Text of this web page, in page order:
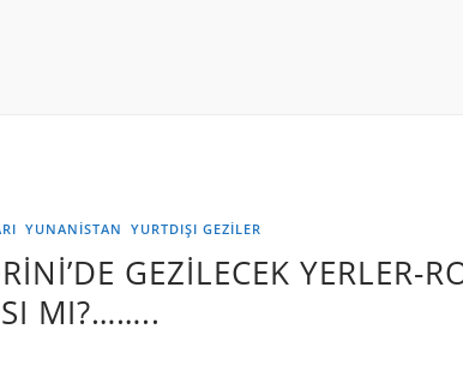
YUNANİSTAN YURTDIŞI GEZILER
GEZİLECEK YERLER-
MI?……..